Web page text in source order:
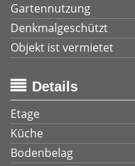
Gartennutzung
Denkmalgeschützt
Objekt ist vermietet
Details
Etage
Küche
Bodenbelag